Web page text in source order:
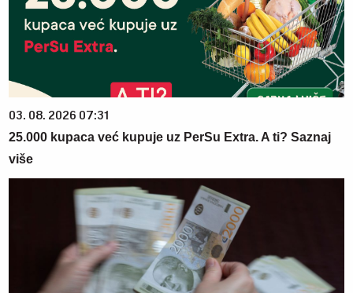
03. 08. 2026 07:31
25.000 kupaca već kupuje uz PerSu Extra. A ti? Saznaj
više